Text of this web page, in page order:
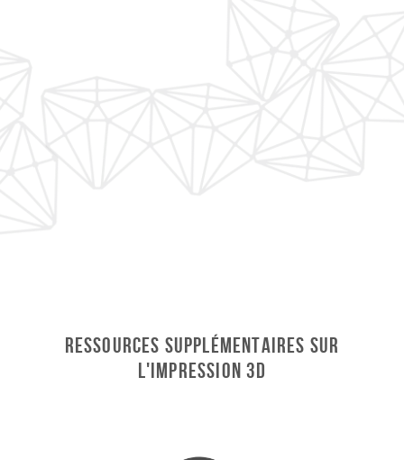
Ressources supplémentaires sur
l'impression 3D